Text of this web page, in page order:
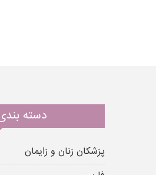
دسته
پزشکان زنان و زایمان